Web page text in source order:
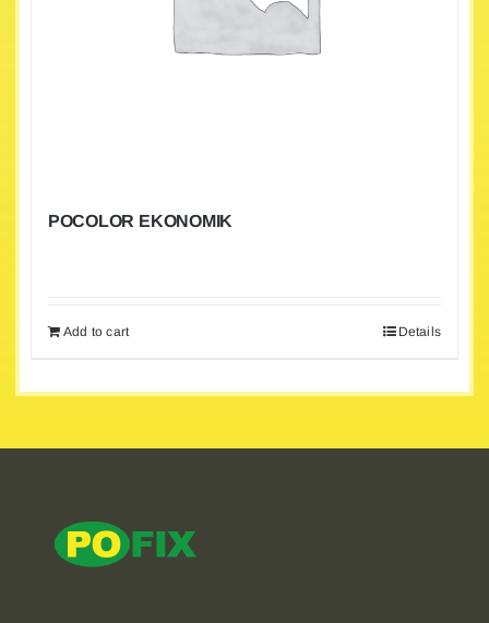
POCOLOR EKONOMIK
Add to cart Details